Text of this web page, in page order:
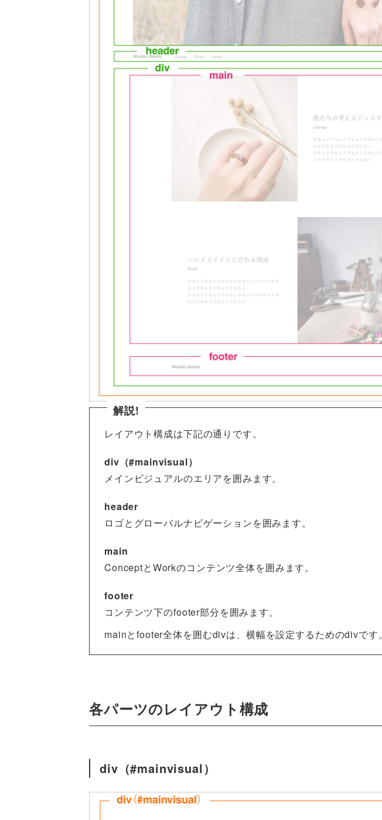
解説!
レイアウト構成は下記の通りです。
div（#mainvisual）
メインビジュアルのエリアを囲みます。
header
ロゴとグローバルナビゲーションを囲みます。
main
ConceptとWorkのコンテンツ全体を囲みます。
footer
コンテンツ下のfooter部分を囲みます。
mainとfooter全体を囲むdivは、横幅を設定するためのdivです。
各パーツのレイアウト構成
div（#mainvisual）